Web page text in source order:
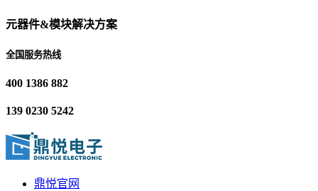
元器件&模块解决方案
全国服务热线
400 1386 882
139 0230 5242
鼎悦官网